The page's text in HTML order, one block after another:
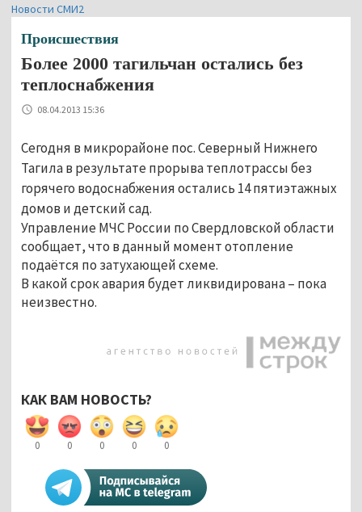
Новости СМИ2
Происшествия
Более 2000 тагильчан остались без
теплоснабжения
08.04.2013 15:36
Сегодня в микрорайоне пос. Северный Нижнего
Тагила в результате прорыва теплотрассы без
горячего водоснабжения остались 14 пятиэтажных
домов и детский сад.
Управление МЧС России по Свердловской области
сообщает, что в данный момент отопление
подаётся по затухающей схеме.
В какой срок авария будет ликвидирована – пока
неизвестно.
КАК ВАМ НОВОСТЬ?
0 0 0 0 0